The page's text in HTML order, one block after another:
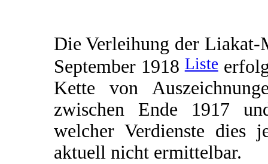
Die Verleihung der Liakat-
September 1918Liste
Kette von
zwischen Ende 1917
welcher Verdienste dies
aktuell nicht ermittelbar.